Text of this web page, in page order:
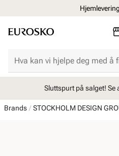
Sluttspurt på salget! Se
Brands STOCKHOLM DESIGN